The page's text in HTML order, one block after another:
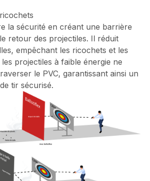
la sécurité en créant une barrière
retour des projectiles. Il réduit
empêchant les ricochets et les
projectiles à faible énergie ne
le PVC, garantissant ainsi un
tir sécurisé.